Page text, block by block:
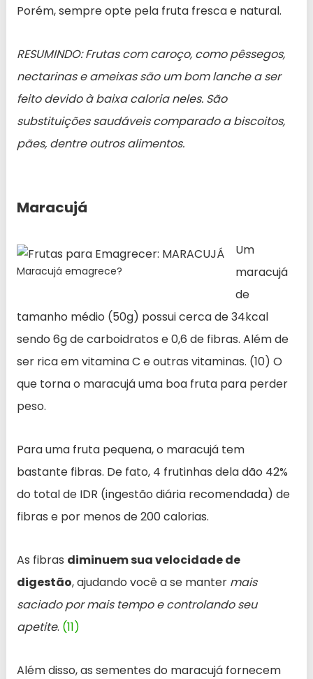
Porém, sempre opte pela fruta fresca e natural.
RESUMINDO: Frutas com caroço, como pêssegos,
nectarinas e ameixas são um bom lanche a ser
feito devido à baixa caloria neles. São
substituições saudáveis comparado a biscoitos,
pães, dentre outros alimentos.
Maracujá
Maracujá emagrece?
Um
maracujá
de
tamanho médio (50g) possui cerca de 34kcal
sendo 6g de carboidratos e 0,6 de fibras. Além de
ser rica em vitamina C e outras vitaminas. (10) O
que torna o maracujá uma boa fruta para perder
peso.
Para uma fruta pequena, o maracujá tem
bastante fibras. De fato, 4 frutinhas dela dão 42%
do total de IDR (ingestão diária recomendada) de
fibras e por menos de 200 calorias.
As fibras diminuem sua velocidade de
digestão, ajudando você a se manter mais
saciado por mais tempo e controlando seu
apetite. (11)
Além disso, as sementes do maracujá fornecem